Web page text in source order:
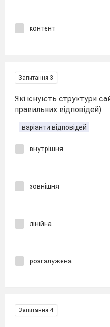
контент
Запитання 3
Які існують структури
правильних відповідей)
варіанти відповідей
внутрішня
зовнішня
лінійна
розгалужена
Запитання 4